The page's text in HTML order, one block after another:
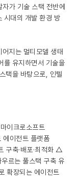
가 기술 스택 전반에
시대의 개발 환경 방
지는 멀티모델 생태
를 유지하면서 기술을
택을 바탕으로, 인텔
이크로소프트
이전트 플랫폼
축·배포·최적화 △
르는 풀스택 구축 유
확장되는 에이전트